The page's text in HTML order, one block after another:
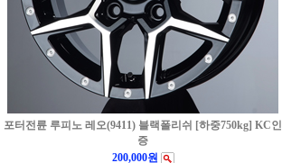
포터전륜 루피노 레오(9411) 블랙폴리쉬 [하중750kg] KC인
증
200,000원